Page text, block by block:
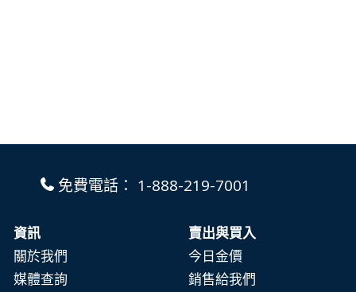
免費電話： 1-888-219-7001
資訊
賣出與買入
關於我們
今日金價
媒體查詢
銷售給我們